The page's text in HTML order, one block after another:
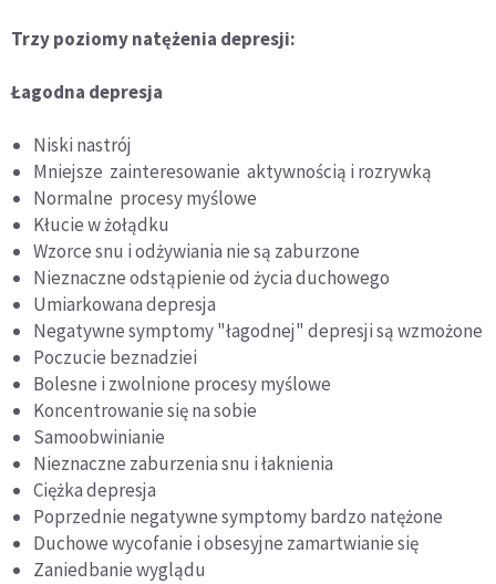
Trzy poziomy natężenia depresji:
Łagodna depresja
Niski nastrój
Mniejsze zainteresowanie aktywnością i rozrywką
Normalne procesy myślowe
Kłucie w żołądku
Wzorce snu i odżywiania nie są zaburzone
Nieznaczne odstąpienie od życia duchowego
Umiarkowana depresja
Negatywne symptomy "łagodnej" depresji są wzmożone
Poczucie beznadziei
Bolesne i zwolnione procesy myślowe
Koncentrowanie się na sobie
Samoobwinianie
Nieznaczne zaburzenia snu i łaknienia
Ciężka depresja
Poprzednie negatywne symptomy bardzo natężone
Duchowe wycofanie i obsesyjne zamartwianie się
Zaniedbanie wyglądu